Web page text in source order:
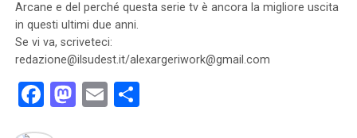
Arcane e del perché questa serie tv è ancora la migliore uscita
in questi ultimi due anni.
Se vi va, scriveteci:
redazione@ilsudest.it/alexargeriwork@gmail.com
Facebook
Mastodon
EmailCondividi